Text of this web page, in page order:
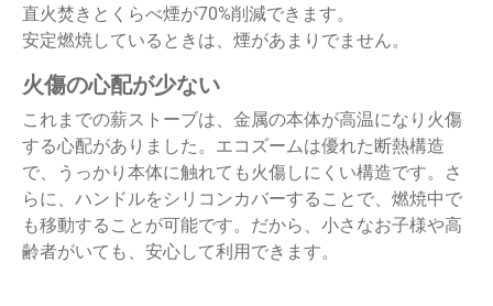
直火焚きとくらべ煙が70%削減できます。
安定燃焼しているときは、煙があまりでません。
火傷の心配が少ない
これまでの薪ストーブは、金属の本体が高温になり火傷
する心配がありました。 エコズームは優れた断熱構造
で、うっかり本体に触れても火傷しにくい構造です。
さ
らに、ハンドルをシリコンカバーすることで、燃焼中で
も移動することが可能です。 だから、小さなお子様や高
齢者がいても、安心して利用できます。